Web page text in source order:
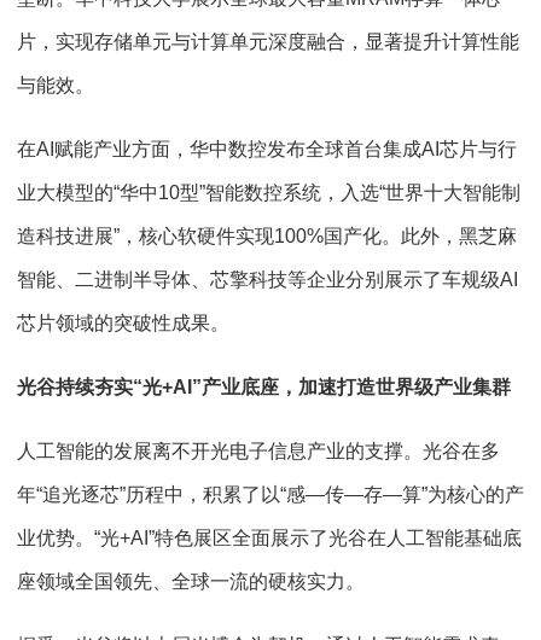
片，实现存储单元与计算单元深度融合，显著提升计算性能
与能效。
在AI赋能产业方面，华中数控发布全球首台集成AI芯片与行
业大模型的“华中10型”智能数控系统，入选“世界十大智能制
造科技进展”，核心软硬件实现100%国产化。此外，黑芝麻
智能、二进制半导体、芯擎科技等企业分别展示了车规级AI
芯片领域的突破性成果。
光谷持续夯实“光+AI”产业底座，加速打造世界级产业集群
人工智能的发展离不开光电子信息产业的支撑。光谷在多
年“追光逐芯”历程中，积累了以“感—传—存—算”为核心的产
业优势。“光+AI”特色展区全面展示了光谷在人工智能基础底
座领域全国领先、全球一流的硬核实力。